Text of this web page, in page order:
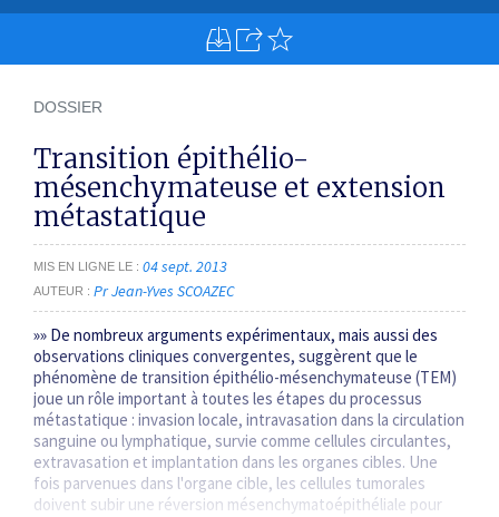
DOSSIER
Transition épithélio-
mésenchymateuse et extension
métastatique
MIS EN LIGNE LE 04 sept. 2013
AUTEUR Pr Jean-Yves SCOAZEC
»» De nombreux arguments expérimentaux, mais aussi des
observations cliniques convergentes, suggèrent que le
phénomène de transition épithélio-mésenchymateuse (TEM)
joue un rôle important à toutes les étapes du processus
métastatique : invasion locale, intravasation dans la circulation
sanguine ou lymphatique, survie comme cellules circulantes,
extravasation et implantation dans les organes cibles. Une
fois parvenues dans l'organe cible, les cellules tumorales
doivent subir une réversion mésenchymatoépithéliale pour